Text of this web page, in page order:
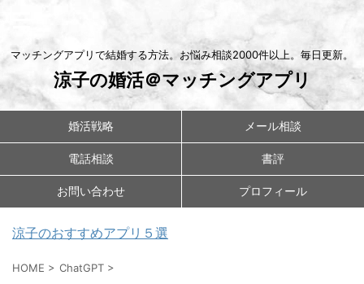
マッチングアプリで結婚する方法。お悩み相談2000件以上。毎日更新。
涼子の婚活＠マッチングアプリ
婚活戦略 メール相談
電話相談 書評
お問い合わせ プロフィール
涼子のおすすめアプリ５選
HOME > ChatGPT >